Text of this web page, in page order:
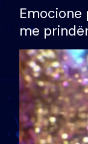
Emocione
me
divorci